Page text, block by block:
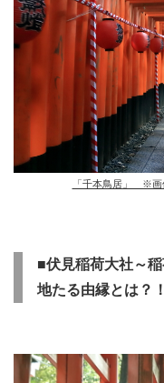
「千本鳥居」 ※画
■伏見稲荷大社～
地たる由縁とは？